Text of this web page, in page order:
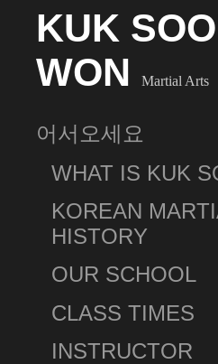
KUK
WON
Martial Arts
어서오세요
WHAT IS KUK
KOREAN
HISTORY
OUR SCHOOL
CLASS TIMES
INSTRUCTOR